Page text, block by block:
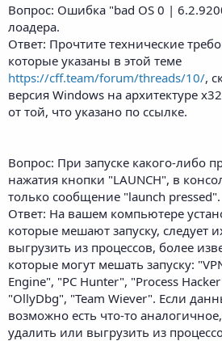
Вопрос: Ошибка "bad OS 0 |
лоадера.
Ответ: Прочтите технические
которые указаны в этой теме
https://cff.team/forum/threads/10/,
версия Windows на архитектуре
от той, что указано по ссылке.
Вопрос: При запуске какого-либо
нажатия кнопки "LAUNCH", в
только сообщение "launch pressed".
Ответ: На вашем компьютере
которые мешают запуску, следует
выгрузить из процессов, более
которые могут мешать запуску:
Engine", "PC Hunter", "Process
"OllyDbg", "Team Wiever". Если
возможно есть что-то
удалить или выгрузить из